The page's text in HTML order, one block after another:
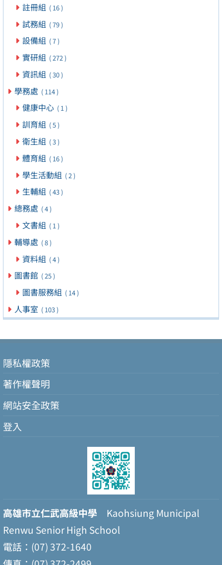
註冊組 ( 16 )
試務組 ( 79 )
設備組 ( 7 )
實研組 ( 272 )
資訊組 ( 30 )
學務處 ( 114 )
健康中心 ( 1 )
訓育組 ( 5 )
衛生組 ( 3 )
體育組 ( 16 )
學生活動組 ( 2 )
生輔組 ( 43 )
總務處 ( 4 )
文書組 ( 1 )
輔導處 ( 8 )
資料組 ( 4 )
圖書館 ( 25 )
圖書服務組 ( 14 )
人事室 ( 103 )
隱私權政策
著作權聲明
網站安全政策
登入
高雄市立仁武高級中學 Kaohsiung Municipal
Renwu Senior High School
電話：(07) 372-1640